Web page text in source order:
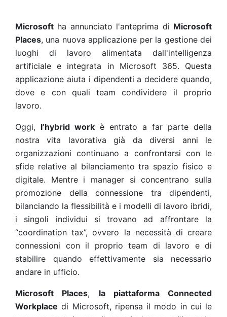
Microsoft ha annunciato l'anteprima di Microsoft
Places, una nuova applicazione per la gestione dei
luoghi di lavoro alimentata dall'intelligenza
artificiale e integrata in Microsoft 365. Questa
applicazione aiuta i dipendenti a decidere quando,
dove e con quali team condividere il proprio
lavoro.
Oggi, l’hybrid work è entrato a far parte della
nostra vita lavorativa già da diversi anni le
organizzazioni continuano a confrontarsi con le
sfide relative al bilanciamento tra spazio fisico e
digitale. Mentre i manager si concentrano sulla
promozione della connessione tra dipendenti,
bilanciando la flessibilità e i modelli di lavoro ibridi,
i singoli individui si trovano ad affrontare la
“coordination tax”, ovvero la necessità di creare
connessioni con il proprio team di lavoro e di
stabilire quando effettivamente sia necessario
andare in ufficio.
Microsoft Places, la piattaforma Connected
Workplace di Microsoft, ripensa il modo in cui le